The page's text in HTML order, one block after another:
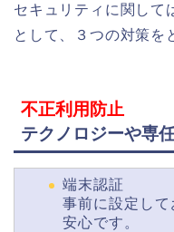
セキュリティに関して
として、３つの対策を
不正利用防止
テクノロジーや専
端末認証
事前に設定し
安心です。